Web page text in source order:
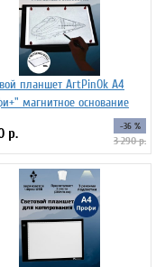
планшет ArtPinOk А4
магнитное основание
р. -36 %
3 290 р.